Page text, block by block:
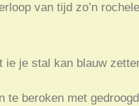
van tijd zo’n
ie je stal kan blauw
te beroken met